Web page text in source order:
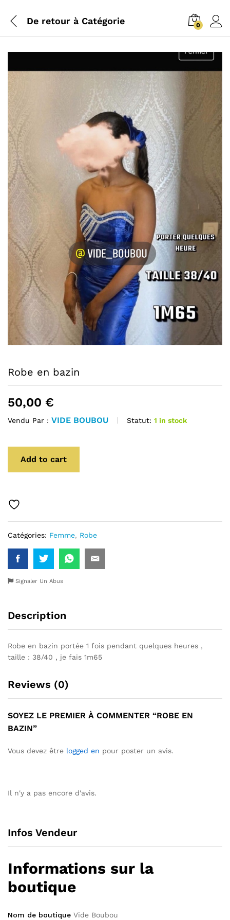
De retour à Catégorie 0
Robe en bazin
50,00 €
Vendu Par : VIDE BOUBOU Statut: 1 in stock
Add to cart
Catégories: Femme, Robe
Signaler Un Abus
Description
Robe en bazin portée 1 fois pendant quelques heures ,
taille : 38/40 , je fais 1m65
Reviews (0)
SOYEZ LE PREMIER À COMMENTER “ROBE EN
BAZIN”
Vous devez être logged en pour poster un avis.
Il n'y a pas encore d'avis.
Infos Vendeur
Informations sur la
boutique
Nom de boutique Vide Boubou